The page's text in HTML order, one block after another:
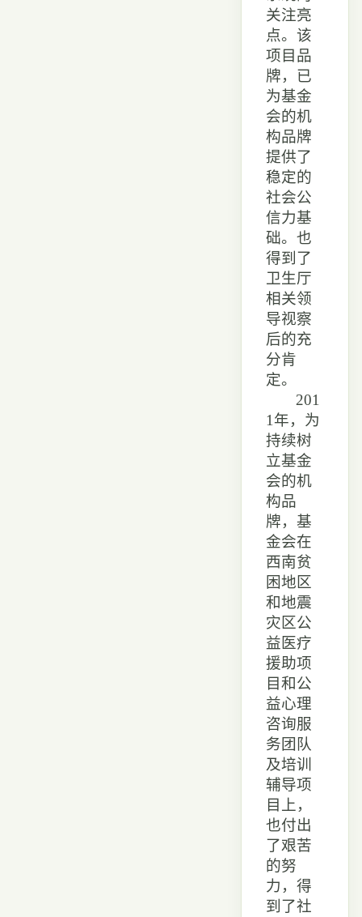
关注亮
点。该
项目品
牌，已
为基金
会的机
构品牌
提供了
稳定的
社会公
信力基
础。也
得到了
卫生厅
相关领
导视察
后的充
分肯
定。
201
1年，为
持续树
立基金
会的机
构品
牌，基
金会在
西南贫
困地区
和地震
灾区公
益医疗
援助项
目和公
益心理
咨询服
务团队
及培训
辅导项
目上，
也付出
了艰苦
的努
力，得
到了社